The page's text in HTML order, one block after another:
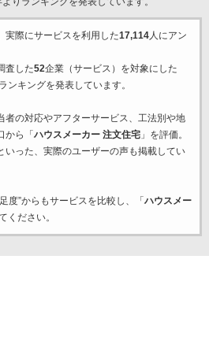
実際にサービスを利用した17,114人にアン
査した52企業（サービス）を対象にした
ンキングを発表しています。
者の対応やアフターサービス、工法別や地
から「ハウスメーカー 注文住宅」を評価。
いった、実際のユーザーの声も掲載してい
度”からもサービスを比較し、「ハウスメー
ください。